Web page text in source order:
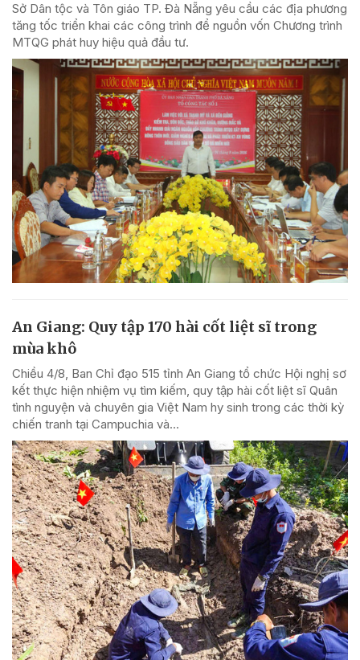
Sở Dân tộc và Tôn giáo TP. Đà Nẵng yêu cầu các địa phương
tăng tốc triển khai các công trình để nguồn vốn Chương trình
MTQG phát huy hiệu quả đầu tư.
An Giang: Quy tập 170 hài cốt liệt sĩ trong
mùa khô
Chiều 4/8, Ban Chỉ đạo 515 tỉnh An Giang tổ chức Hội nghị sơ
kết thực hiện nhiệm vụ tìm kiếm, quy tập hài cốt liệt sĩ Quân
tình nguyện và chuyên gia Việt Nam hy sinh trong các thời kỳ
chiến tranh tại Campuchia và...